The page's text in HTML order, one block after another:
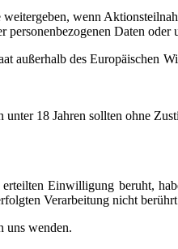
wenn
Daten oder
außerhalb des Europäischen
18 Jahren sollten ohne
erteilten Einwilligung
Verarbeitung nicht
uns wenden.